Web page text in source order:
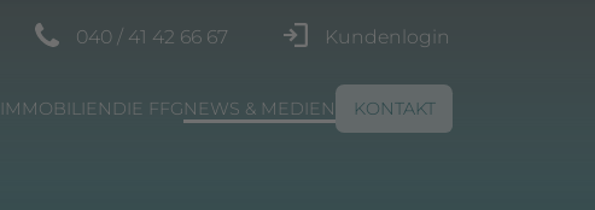
040 / 41 42 66 67 Kundenlogin
IMMOBILIEN DIE FFGNEWS & MEDIEN KONTAKT